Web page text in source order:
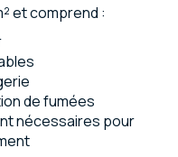
et comprend :
de fumées
nécessaires pour